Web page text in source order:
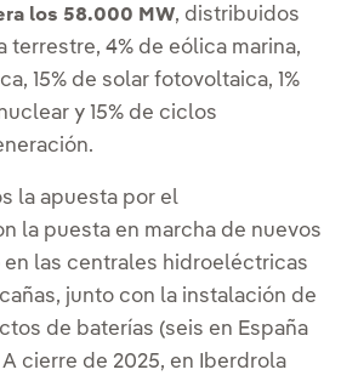
los 58.000 MW, distribuidos
terrestre, 4% de eólica marina,
15% de solar fotovoltaica, 1%
y 15% de ciclos
la apuesta por el
la puesta en marcha de nuevos
las centrales hidroeléctricas
junto con la instalación de
de baterías (seis en España
cierre de 2025, en Iberdrola